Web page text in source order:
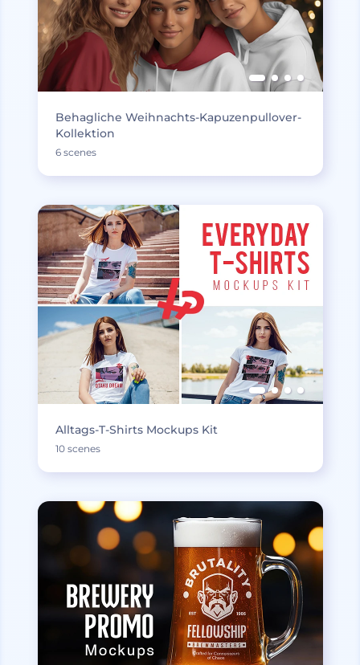
Behagliche Weihnachts-Kapuzenpullover-
Kollektion
6 scenes
Alltags-T-Shirts Mockups Kit
10 scenes